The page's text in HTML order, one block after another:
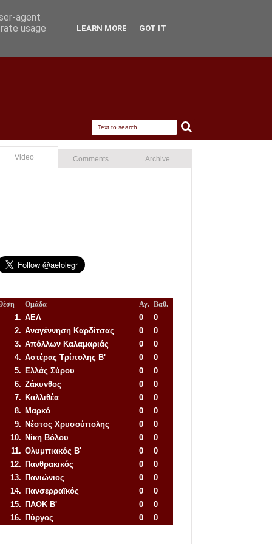
Video Comments Archive
Ομάδα Αγ. Βαθ.
1. ΑΕΛ 0
0
2. Αναγέννηση Καρδίτσας 0
0
3. Απόλλων Καλαμαριάς 0
0
4. Αστέρας Τρίπολης Β' 0
0
5. Ελλάς Σύρου 0
0
6. Ζάκυνθος 0
0
7. Καλλιθέα 0
0
8. Μαρκό 0
0
9. Νέστος Χρυσούπολης 0
0
10. Νίκη Βόλου 0
0
11. Ολυμπιακός Β' 0
0
12. Πανθρακικός 0
0
13. Πανιώνιος 0
0
14. Πανσερραϊκός 0
0
15. ΠΑΟΚ Β' 0
0
16. Πύργος 0
0
agent
usage
LEARN MORE GOT IT